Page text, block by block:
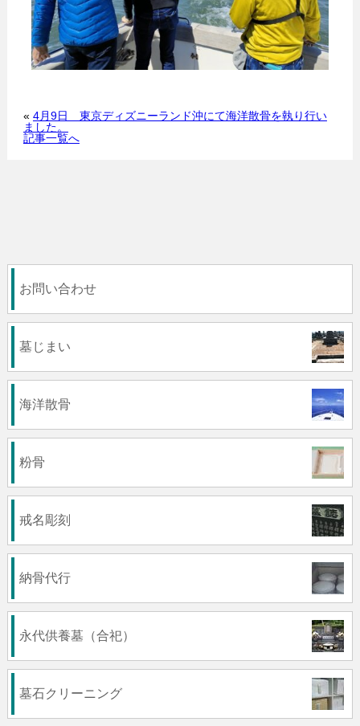
« 4月9日 東京ディズニーランド沖にて海洋散骨を執り行い
ました。
記事一覧へ
お問い合わせ
墓じまい
海洋散骨
粉骨
戒名彫刻
納骨代行
永代供養墓（合祀）
墓石クリーニング